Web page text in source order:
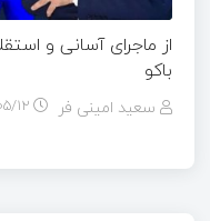
از ماجرای آسانی و
باکو
سعید امینی فر